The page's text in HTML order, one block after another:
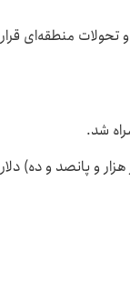
تحولات منطقه‌ای قرار
با کاهش ۱۳.۸۴ دلاری نسبت به روز جمعه، ۴,۵۱۰ (چهار هزار و پانصد و ده) دلار